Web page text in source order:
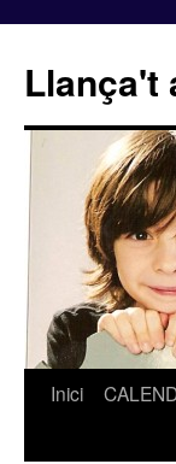
Llança't
Vés
Inici